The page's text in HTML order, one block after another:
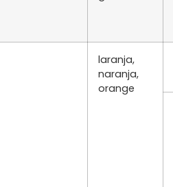
laranja,
naranja,
orange